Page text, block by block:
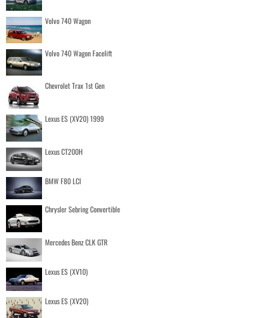
Volvo 740 Wagon
Volvo 740 Wagon Facelift
Chevrolet Trax 1st Gen
Lexus ES (XV20) 1999
Lexus CT200H
BMW F80 LCI
Chrysler Sebring Convertible
Mercedes Benz CLK GTR
Lexus ES (XV10)
Lexus ES (XV20)